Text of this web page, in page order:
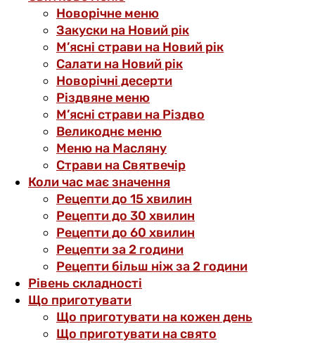
Новорічне меню
Закуски на Новий рік
М’ясні страви на Новий рік
Салати на Новий рік
Новорічні десерти
Різдвяне меню
М’ясні страви на Різдво
Великоднє меню
Меню на Масляну
Страви на Святвечір
Коли час має значення
Рецепти до 15 хвилин
Рецепти до 30 хвилин
Рецепти до 60 хвилин
Рецепти за 2 години
Рецепти більш ніж за 2 години
Рівень складності
Що приготувати
Що приготувати на кожен день
Що приготувати на свято